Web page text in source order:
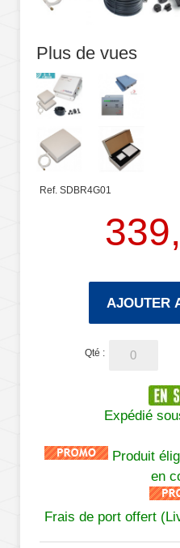
Plus de vues
Ref. SDBR4G01
AJOUTER
Qté :
Expédié
Produit
en
Frais de port offert